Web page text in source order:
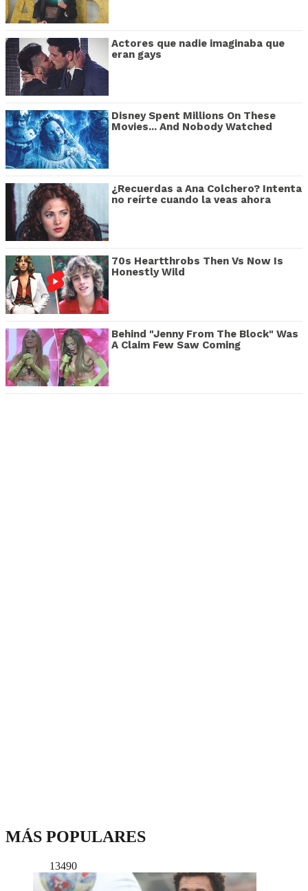
Actores que nadie imaginaba que
eran gays
Disney Spent Millions On These
Movies... And Nobody Watched
¿Recuerdas a Ana Colchero? Intenta
no reírte cuando la veas ahora
70s Heartthrobs Then Vs Now Is
Honestly Wild
Behind "Jenny From The Block" Was
A Claim Few Saw Coming
MÁS POPULARES
13490